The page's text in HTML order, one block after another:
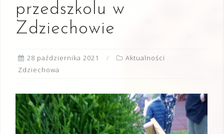
przedszkolu w
Zdziechowie
28 października 2021
Aktualności
Zdziechowa